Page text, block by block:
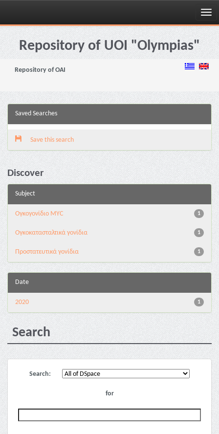
Skip
navigationRepository of UOI "Olympias"
Repository of OAI
Saved Searches
Save this search
Discover
Subject
1
Ογκογονίδιο MYC
1
Ογκοκατασταλτικά γονίδια
1
Προστατευτικά γονίδια
Date
1
2020
Search
Search:
for